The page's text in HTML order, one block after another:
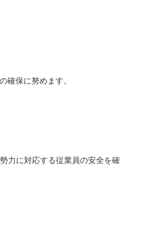
確保に努めます。
力に対応する従業員の安全を確